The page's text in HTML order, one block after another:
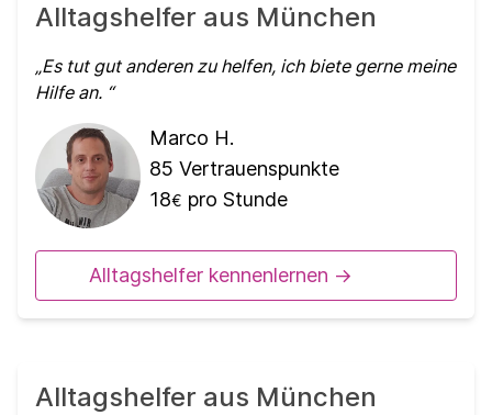
Alltagshelfer aus München
Es tut gut anderen zu helfen, ich biete gerne meine
Hilfe an.
Marco H.
85 Vertrauenspunkte
18€ pro Stunde
Alltagshelfer kennenlernen ->
Alltagshelfer aus München